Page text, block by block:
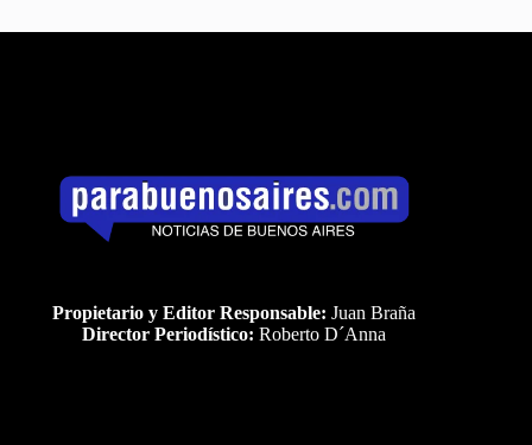
Propietario y Editor Responsable: Juan Braña
Director Periodístico: Roberto D´Anna